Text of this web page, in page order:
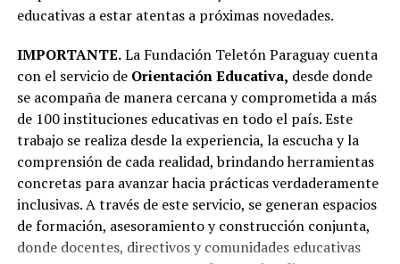
educativas a estar atentas a próximas novedades.
IMPORTANTE.La Fundación Teletón Paraguay cuenta
con el servicio de Orientación Educativa, desde donde
se acompaña de manera cercana y comprometida a más
de 100 instituciones educativas en todo el país. Este
trabajo se realiza desde la experiencia, la escucha y la
comprensión de cada realidad, brindando herramientas
concretas para avanzar hacia prácticas verdaderamente
inclusivas. A través de este servicio, se generan espacios
de formación, asesoramiento y construcción conjunta,
donde docentes, directivos y comunidades educativas